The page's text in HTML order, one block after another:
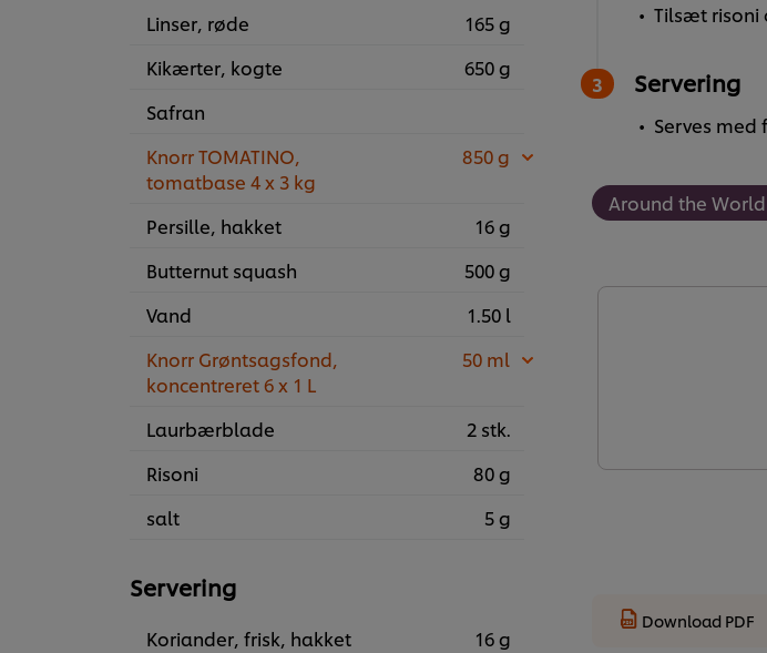
Linser, røde
165 g
Kikærter, kogte
650 g
Safran
Knorr TOMATINO,
tomatbase 4 x 3 kg
850 g
Persille, hakket
16 g
Butternut squash
500 g
Vand
1.50 l
Knorr Grøntsagsfond,
koncentreret 6 x 1 L
50 ml
Laurbærblade
2 stk.
Risoni
80 g
salt
5 g
Servering
Koriander, frisk, hakket 16 g
Tilsæt risoni
Servering
Serves
Around the
Download PDF